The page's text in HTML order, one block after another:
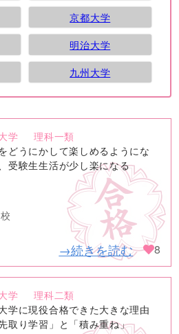
京都大学
明治大学
九州大学
学
理科一類
どうにかして楽しめるようにな
受験生生活が少し楽になる
→続きを読む 8
学
理科二類
学に現役合格できた大きな理由
取り学習」と「積み重ね」